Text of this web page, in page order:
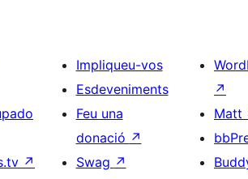
↗
Impliqueu-vos
Esdeveniments
Feu una
donació ↗
Swag ↗
↗
Matt